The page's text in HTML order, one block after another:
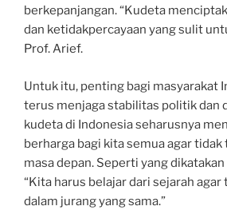
berkepanjangan. “Kudeta
dan ketidakpercayaan yang sulit
Prof. Arief.
Untuk itu, penting bagi masyarakat
terus menjaga stabilitas politik dan
kudeta di Indonesia seharusnya
berharga bagi kita semua agar
masa depan. Seperti yang
“Kita harus belajar dari sejarah
dalam jurang yang sama.”